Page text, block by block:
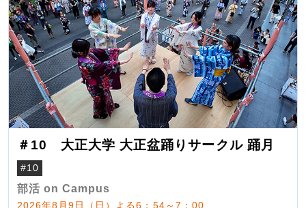
＃10 大正大学 大正盆踊りサークル 踊月
#10
部活 on Campus
2026年8月9日（日）よる6：54～7：00